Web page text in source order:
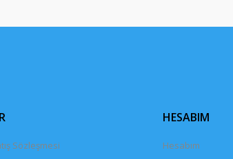
Sözleşmesi
HESABIM
Hesabım